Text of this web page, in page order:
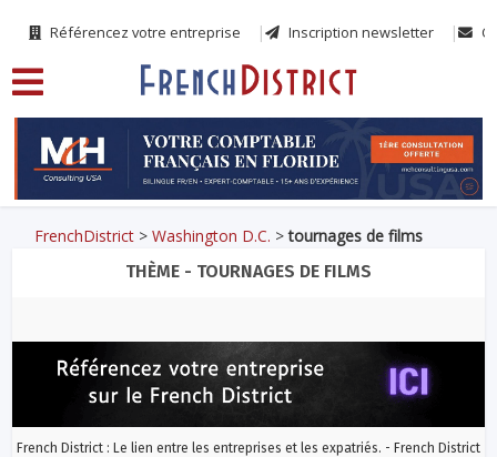
Référencez votre entreprise Inscription newsletter
FrenchDistrict >Washington D.C. >tournages de films
THÈME - TOURNAGES DE FILMS
French District : Le lien entre les entreprises et les expatriés. - French District